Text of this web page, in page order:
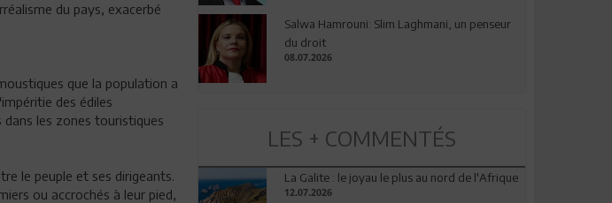
du pays, exacerbé
que la population a
des édiles
les zones touristiques
le peuple et ses dirigeants.
ou accrochés à leur pied,
Salwa Hamrouni: Slim Laghmani, un penseur
du droit
08.07.2026
LES + COMMENTÉS
La Galite : le joyau le plus au nord de l'Afrique
12.07.2026